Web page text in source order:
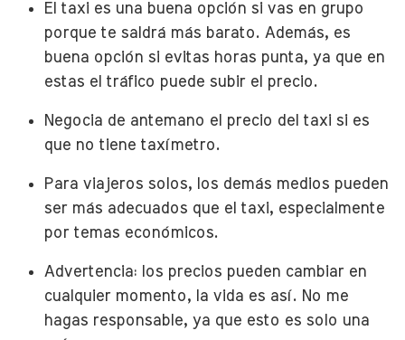
El taxi es una buena opción si vas en grupo
porque te saldrá más barato. Además, es
buena opción si evitas horas punta, ya que en
estas el tráfico puede subir el precio.
Negocia de antemano el precio del taxi si es
que no tiene taxímetro.
Para viajeros solos, los demás medios pueden
ser más adecuados que el taxi, especialmente
por temas económicos.
Advertencia: los precios pueden cambiar en
cualquier momento, la vida es así. No me
hagas responsable, ya que esto es solo una